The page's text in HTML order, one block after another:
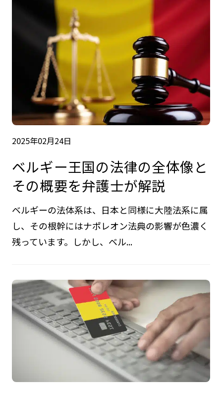
2025年02月24日
ベルギー王国の法律の全体像と
その概要を弁護士が解説
ベルギーの法体系は、日本と同様に大陸法系に属
し、その根幹にはナポレオン法典の影響が色濃く
残っています。しかし、ベル...